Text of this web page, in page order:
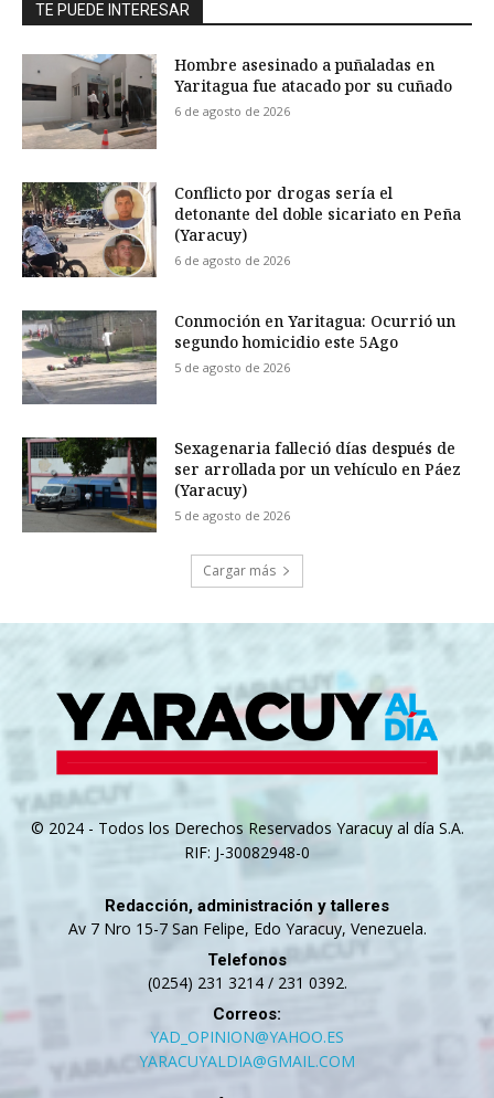
TE PUEDE INTERESAR
Hombre asesinado a puñaladas en
Yaritagua fue atacado por su cuñado
6 de agosto de 2026
Conflicto por drogas sería el
detonante del doble sicariato en Peña
(Yaracuy)
6 de agosto de 2026
Conmoción en Yaritagua: Ocurrió un
segundo homicidio este 5Ago
5 de agosto de 2026
Sexagenaria falleció días después de
ser arrollada por un vehículo en Páez
(Yaracuy)
5 de agosto de 2026
Cargar más
© 2024 - Todos los Derechos Reservados Yaracuy al día S.A.
RIF: J-30082948-0
Redacción, administración y talleres
Av 7 Nro 15-7 San Felipe, Edo Yaracuy, Venezuela.
Telefonos
(0254) 231 3214 / 231 0392.
Correos:
YAD_OPINION@YAHOO.ES
YARACUYALDIA@GMAIL.COM